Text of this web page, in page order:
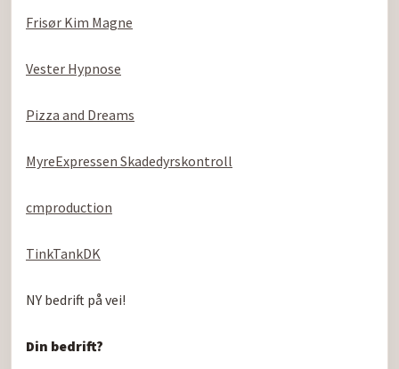
Frisør Kim Magne
Vester Hypnose
Pizza and Dreams
MyreExpressen Skadedyrskontroll
cmproduction
TinkTankDK
NY bedrift på vei!
Din bedrift?